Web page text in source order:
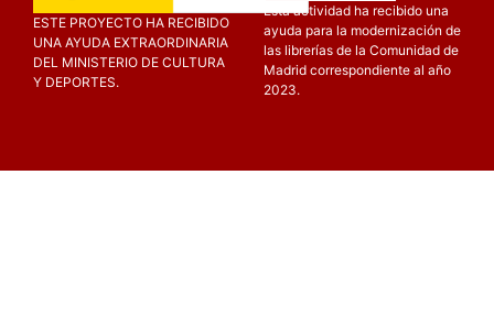
ESTE PROYECTO HA RECIBIDO
UNA AYUDA EXTRAORDINARIA
DEL MINISTERIO DE CULTURA
Y DEPORTES.
Esta actividad ha recibido una
ayuda para la modernización de
las librerías de la Comunidad de
Madrid correspondiente al año
2023.